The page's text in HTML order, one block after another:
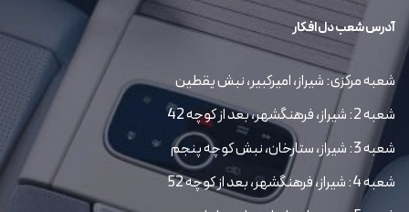
آدرس شعب دل افکار
شعبه مرکزی: شیراز، امیرکبیر، نبش یقطین
شعبه 2: شیراز، فرهنگشهر، بعد از کوچه 42
شعبه 3: شیراز، ستارخان، نبش کوچه پنجم
شعبه 4: شیراز، فرهنگشهر، بعد از کوچه 52